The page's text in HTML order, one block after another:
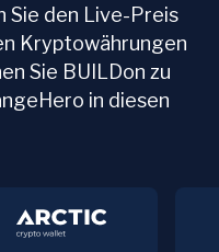
Sie den Live-Preis
Kryptowährungen
Sie BUILDon zu
in diesen